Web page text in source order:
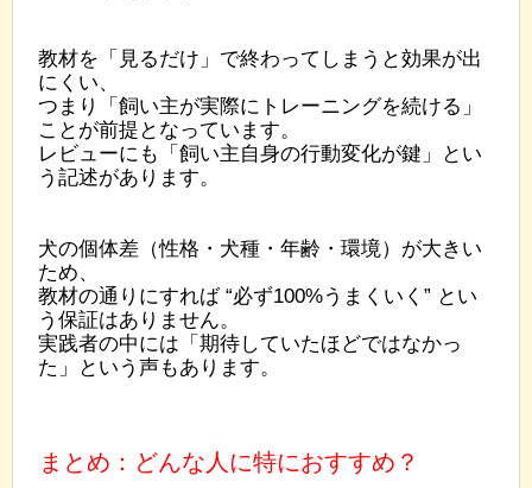
教材を「見るだけ」で終わってしまうと効果が出
にくい、
つまり「飼い主が実際にトレーニングを続ける」
ことが前提となっています。
レビューにも「飼い主自身の行動変化が鍵」とい
う記述があります。
犬の個体差（性格・犬種・年齢・環境）が大きい
ため、
教材の通りにすれば “必ず100%うまくいく” とい
う保証はありません。
実践者の中には「期待していたほどではなかっ
た」という声もあります。
まとめ：どんな人に特におすすめ？